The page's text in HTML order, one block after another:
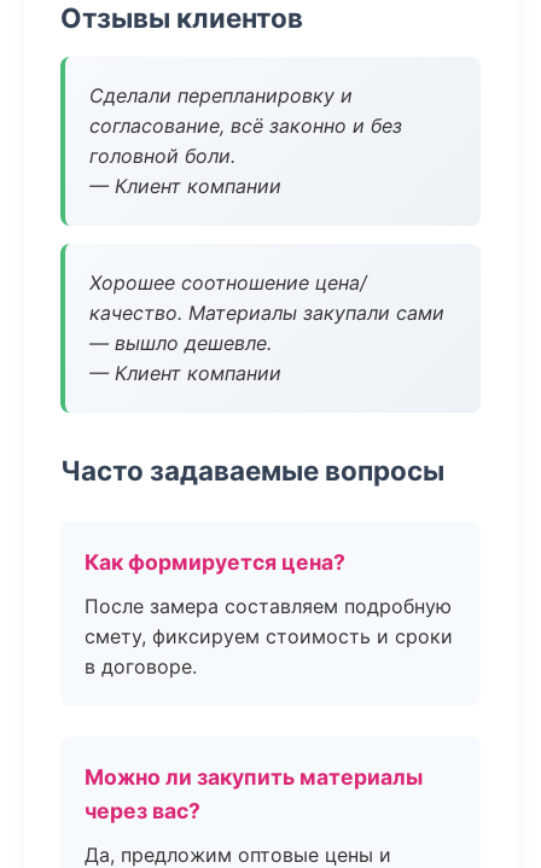
Отзывы клиентов
Сделали перепланировку и
согласование, всё законно и без
головной боли.
— Клиент компании
Хорошее соотношение цена/
качество. Материалы закупали сами
— вышло дешевле.
— Клиент компании
Часто задаваемые вопросы
Как формируется цена?
После замера составляем подробную
смету, фиксируем стоимость и сроки
в договоре.
Можно ли закупить материалы
через вас?
Да, предложим оптовые цены и